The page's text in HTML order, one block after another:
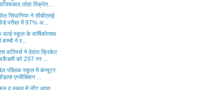
लोहा विक्रेत...
सिंघानिया ने सीबीएसई
परीक्षा में 97% अ...
स्कूल के वार्षिकोत्सव
बच्चों ने र...
वारियर्स ने वेदांत क्रिकेट
को 297 रन ...
पब्लिक स्कूल में कंप्यूटर
एग्जीबिशन ...